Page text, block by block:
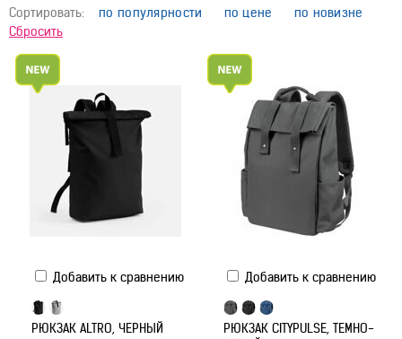
Сортировать: по популярности по цене
по новизне
Сбросить
Добавить к сравнению
РЮКЗАК ALTRO, ЧЕРНЫЙ
Добавить к сравнению
РЮКЗАК CITYPULSE, ТЕМНО-